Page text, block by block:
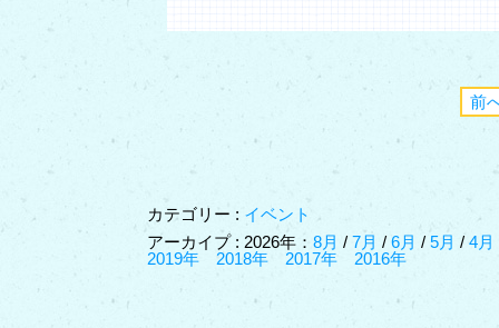
前
カテゴリー : イベント
アーカイプ : 2026年：8月/ 7月/ 6月/ 5月/ 4月
2019年
2018年 2017年 2016年